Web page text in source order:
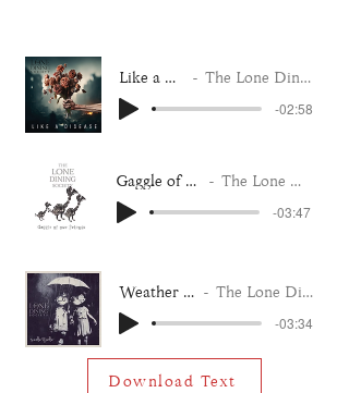
Like a Disease The Lone Dining Society
-02:58
Gaggle of our Friends The Lone Dining Society
-03:47
Weather Together The Lone Dining Society
-03:34
Download Text